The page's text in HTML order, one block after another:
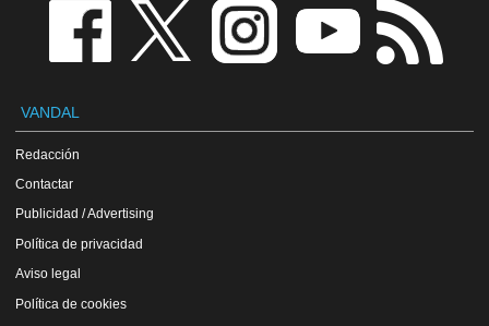
VANDAL
Redacción
Contactar
Publicidad / Advertising
Política de privacidad
Aviso legal
Política de cookies